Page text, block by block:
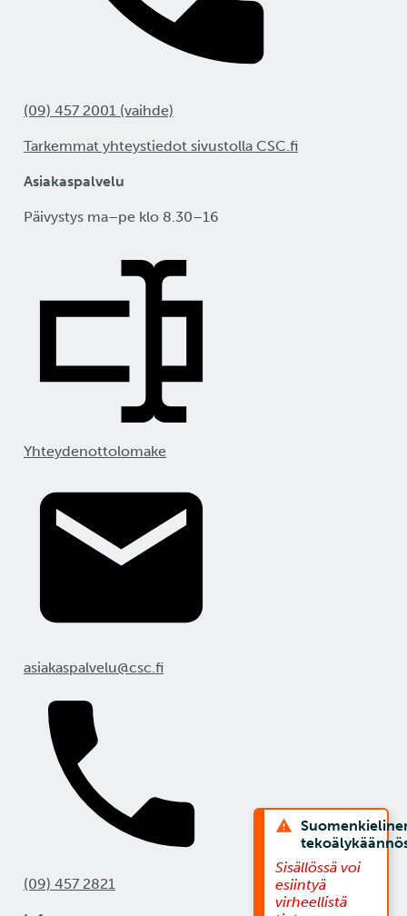
(09) 457 2001 (vaihde)
Tarkemmat yhteystiedot sivustolla CSC.fi
Asiakaspalvelu
Päivystys ma–pe klo 8.30–16
Yhteydenottolomake
asiakaspalvelu@csc.fi
(09) 457 2821
Sisällössä voi
esiintyä
virheellistä